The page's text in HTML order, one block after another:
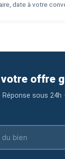
date à votre
votre offre
sous 24h